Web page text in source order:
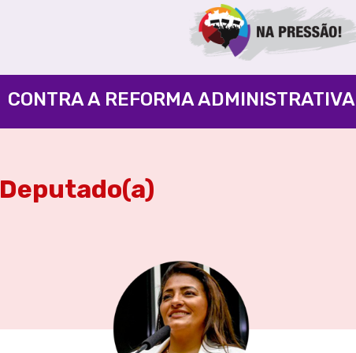
CONTRA A REFORMA ADMINISTRATIVA
Deputado(a)